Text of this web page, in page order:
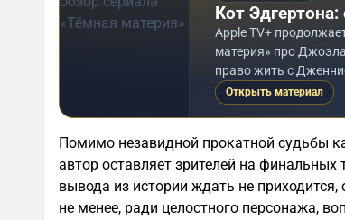
Кот
Apple TV+
материя» про
право жить с
Открыть материал
Помимо незавидной прокатной судьбы
автор оставляет зрителей на
вывода из истории ждать не
не менее, ради целостного персонажа,